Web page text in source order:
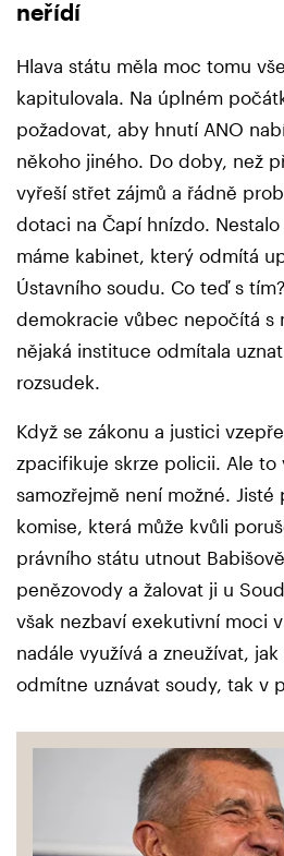
neřídí
Hlava státu měla moc tomu
kapitulovala. Na úplném
požadovat, aby hnutí ANO
někoho jiného. Do doby, než
vyřeší střet zájmů a řádně
dotaci na Čapí hnízdo.
máme kabinet, který odmítá
Ústavního soudu. Co teď s
demokracie vůbec nepočítá s
nějaká instituce odmítala
rozsudek.
Když se zákonu a justici
zpacifikuje skrze policii. Ale
samozřejmě není možné. Jisté
komise, která může kvůli
právního státu utnout
penězovody a žalovat ji u
však nezbaví exekutivní moci
nadále využívá a zneužívat,
odmítne uznávat soudy, tak v